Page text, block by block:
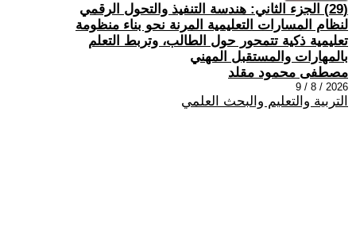
(29) الجزء الثاني: هندسة التنفيذ والتحول الرقمي
لنظام المسارات التعليمية المرنة نحو بناء منظومة
تعليمية ذكية تتمحور حول الطالب، وتربط التعلم
بالمهارات والمستقبل المهني
مصطفى محمود مقلد
2026 / 8 / 9
التربية والتعليم والبحث العلمي